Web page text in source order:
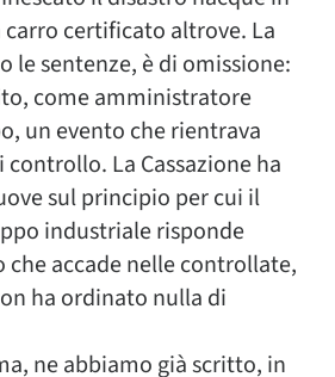
carro certificato altrove. La
le sentenze, è di omissione:
come amministratore
un evento che rientrava
controllo. La Cassazione ha
sul principio per cui il
industriale risponde
che accade nelle controllate,
ha ordinato nulla di
ne abbiamo già scritto, in